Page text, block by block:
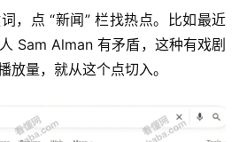
，点 “新闻” 栏找热点。比如最近
Sam Alman 有矛盾，这种有戏剧
放量，就从这个点切入。